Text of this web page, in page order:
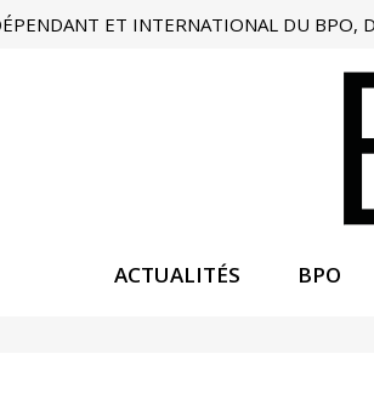
ET INTERNATIONAL DU BPO,
ACTUALITÉS BPO